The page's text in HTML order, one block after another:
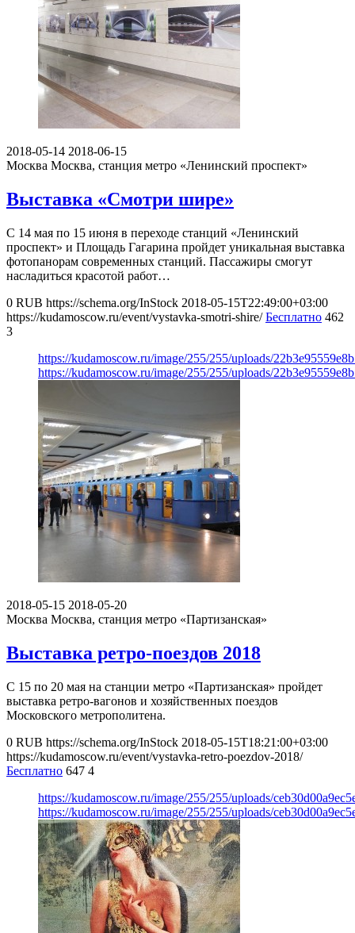
2018-05-14 2018-06-15
Москва Москва, станция метро «Ленинский проспект»
Выставка «Смотри шире»
С 14 мая по 15 июня в переходе станций «Ленинский
проспект» и Площадь Гагарина пройдет уникальная выставка
фотопанорам современных станций. Пассажиры смогут
насладиться красотой работ…
0 RUB https://schema.org/InStock 2018-05-15T22:49:00+03:00
https://kudamoscow.ru/event/vystavka-smotri-shire/ Бесплатно 462
3
https://kudamoscow.ru/image/255/255/uploads/
https://kudamoscow.ru/image/255/255/uploads/
2018-05-15 2018-05-20
Москва Москва, станция метро «Партизанская»
Выставка ретро-поездов 2018
С 15 по 20 мая на станции метро «Партизанская» пройдет
выставка ретро-вагонов и хозяйственных поездов
Московского метрополитена.
0 RUB https://schema.org/InStock 2018-05-15T18:21:00+03:00
https://kudamoscow.ru/event/vystavka-retro-poezdov-2018/
Бесплатно 647 4
https://kudamoscow.ru/image/255/255/uploads/
https://kudamoscow.ru/image/255/255/uploads/